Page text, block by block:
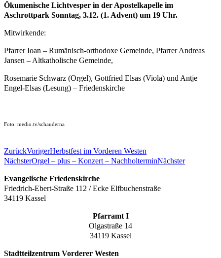
Ökumenische Lichtvesper in der Apostelkapelle im
Aschrottpark Sonntag, 3.12. (1. Advent) um 19 Uhr.
Mitwirkende:
Pfarrer Ioan – Rumänisch-orthodoxe Gemeinde, Pfarrer Andreas
Jansen – Altkatholische Gemeinde,
Rosemarie Schwarz (Orgel), Gottfried Elsas (Viola) und Antje
Engel-Elsas (Lesung) – Friedenskirche
Foto: medio.tv/schauderna
ZurückVorigerHerbstfest im Vorderen Westen
NächsterOrgel – plus – Konzert – NachholterminNächster
Evangelische Friedenskirche
Friedrich-Ebert-Straße 112 / Ecke Elfbuchenstraße
34119 Kassel
Pfarramt I
Olgastraße 14
34119 Kassel
Stadtteilzentrum Vorderer Westen